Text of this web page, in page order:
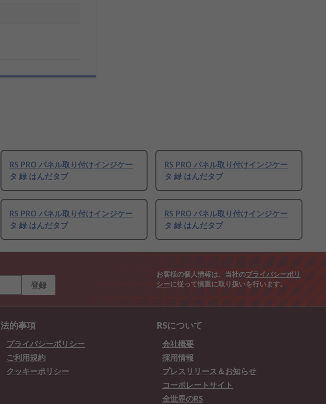
RS PRO パネル取り付けインジケー
タ 緑 はんだタブ
RS PRO パネル取り付けインジケー
タ 緑 はんだタブ
RS PRO パネル取り付けインジケー
タ 緑 はんだタブ
RS PRO パネル取り付けインジケー
タ 緑 はんだタブ
登録
お客様の個人情報は、当社のプライバシーポリ
シーに従って慎重に取り扱いを行います。
法的事項
プライバシーポリシー
ご利用規約
クッキーポリシー
RSについて
会社概要
採用情報
プレスリリース＆お知らせ
コーポレートサイト
全世界のRS